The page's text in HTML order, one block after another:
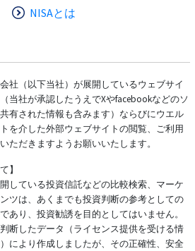
NISAとは
社（以下当社）が展開しているウェブサイ
当社が承認したうえでXやfacebookなどのソ
有された情報も含みます）ならびにウエル
を介した外部ウェブサイトの閲覧、ご利用
ただきますようお願いいたします。
】
している投資信託などの比較検索、マーケ
ツは、あくまでも投資判断の参考としての
あり、投資勧誘を目的としてはいません。
断したデータ（ライセンス提供を受ける情
により作成しましたが、その正確性、安全